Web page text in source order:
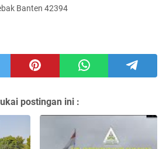
Banten 42394
postingan ini :